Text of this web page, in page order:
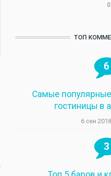
ТОП
6
Самые
гостиницы в
6 сен
3